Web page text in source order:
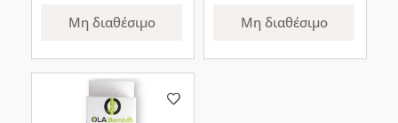
Μη διαθέσιμο Μη διαθέσιμο